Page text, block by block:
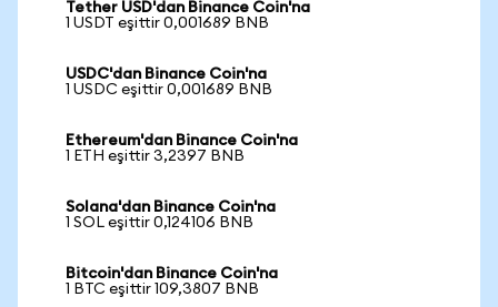
Tether USD'dan Binance Coin'na
1 USDT eşittir 0,001689 BNB
USDC'dan Binance Coin'na
1 USDC eşittir 0,001689 BNB
Ethereum'dan Binance Coin'na
1 ETH eşittir 3,2397 BNB
Solana'dan Binance Coin'na
1 SOL eşittir 0,124106 BNB
Bitcoin'dan Binance Coin'na
1 BTC eşittir 109,3807 BNB